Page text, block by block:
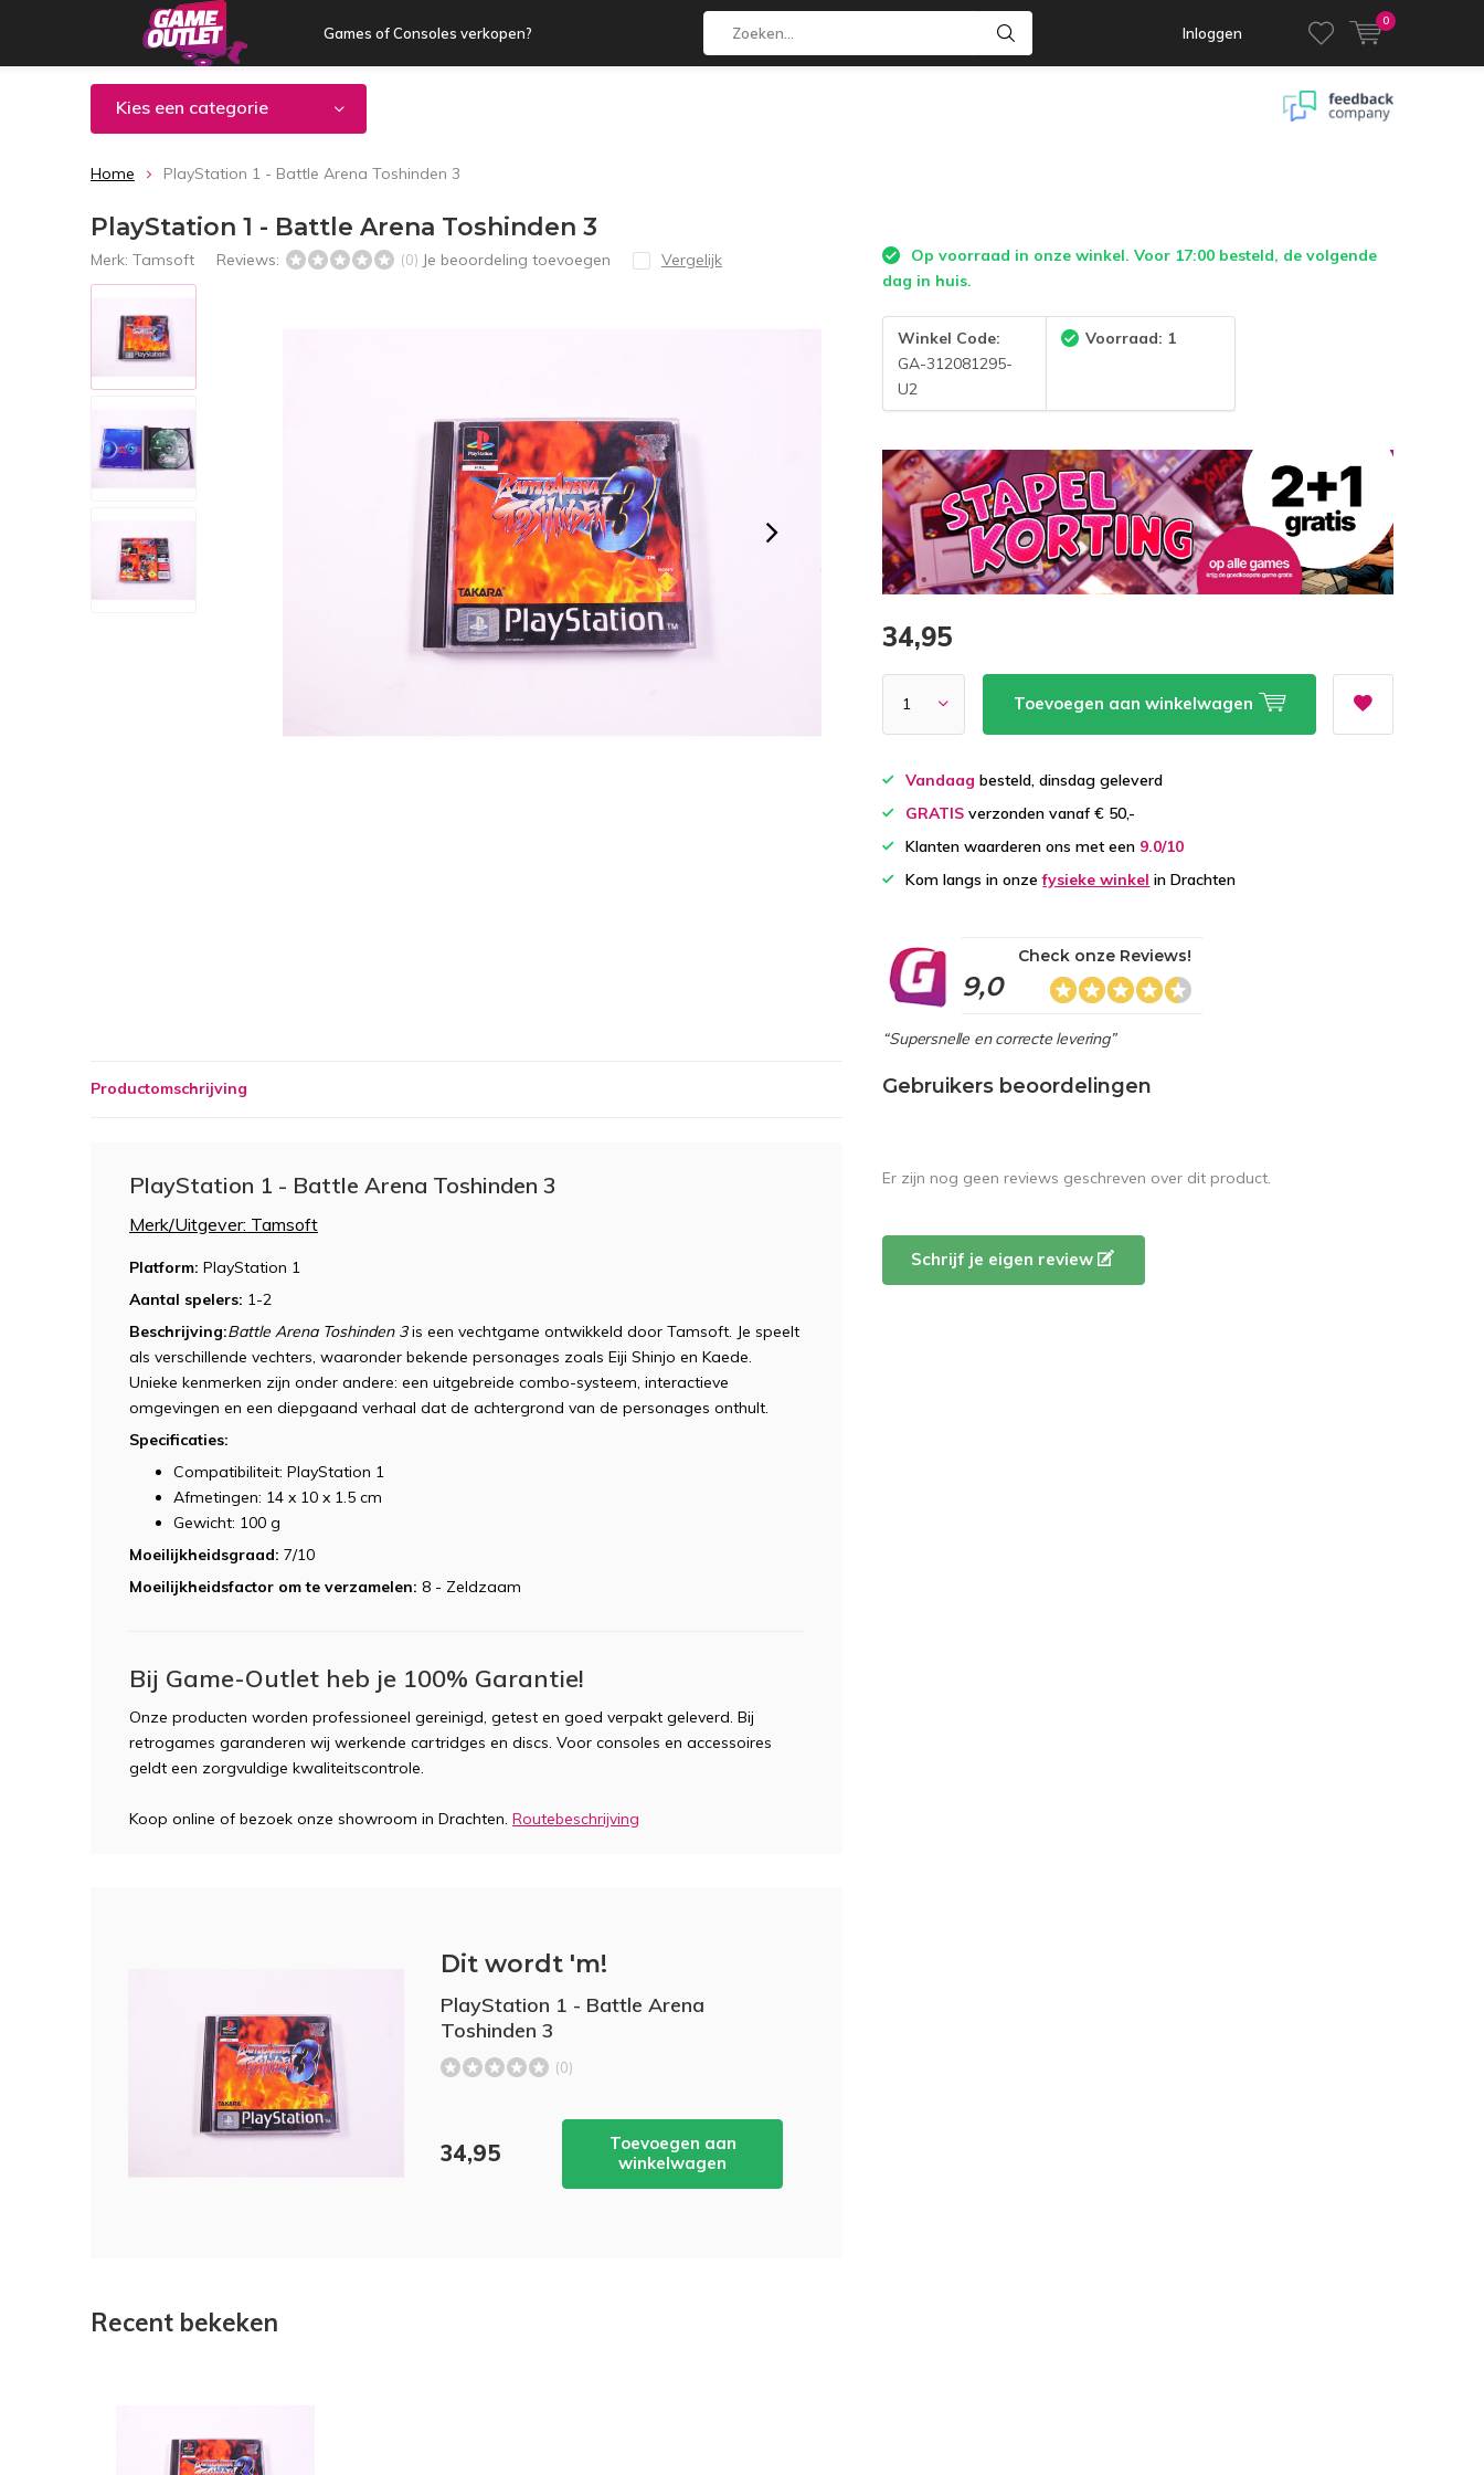
Games of Consoles verkopen? Inloggen
0
Kies een categorie
Home PlayStation 1 - Battle Arena Toshinden 3
PlayStation 1 - Battle Arena Toshinden 3
Merk: Tamsoft Reviews: (0) Je beoordeling toevoegen Vergelijk
Op voorraad in onze winkel. Voor 17:00 besteld, de volgende
dag in huis.
Winkel Code:
GA-312081295-
U2
Voorraad: 1
34,95
Toevoegen aan winkelwagen
Vandaag besteld, dinsdag geleverd
GRATIS verzonden vanaf € 50,-
Klanten waarderen ons met een 9.0/10
Kom langs in onzefysieke winkel in Drachten
9,0
Check onze Reviews!
“Supersnelle en correcte levering”
Productomschrijving
PlayStation 1 - Battle Arena Toshinden 3
Merk/Uitgever: Tamsoft
Platform: PlayStation 1
Aantal spelers: 1-2
Beschrijving:Battle Arena Toshinden 3is een vechtgame ontwikkeld door Tamsoft. Je speelt
als verschillende vechters, waaronder bekende personages zoals Eiji Shinjo en Kaede.
Unieke kenmerken zijn onder andere: een uitgebreide combo-systeem, interactieve
omgevingen en een diepgaand verhaal dat de achtergrond van de personages onthult.
Specificaties:
Compatibiliteit: PlayStation 1
Afmetingen: 14 x 10 x 1.5 cm
Gewicht: 100 g
Moeilijkheidsgraad: 7/10
Moeilijkheidsfactor om te verzamelen: 8 - Zeldzaam
Bij Game-Outlet heb je 100% Garantie!
Onze producten worden professioneel gereinigd, getest en goed verpakt geleverd. Bij
retrogames garanderen wij werkende cartridges en discs. Voor consoles en accessoires
geldt een zorgvuldige kwaliteitscontrole.
Koop online of bezoek onze showroom in Drachten. Routebeschrijving
Dit wordt 'm!
PlayStation 1 - Battle Arena
Toshinden 3
(0)
34,95
Toevoegen aan
winkelwagen
Gebruikers beoordelingen
Er zijn nog geen reviews geschreven over dit product.
Schrijf je eigen review
Recent bekeken